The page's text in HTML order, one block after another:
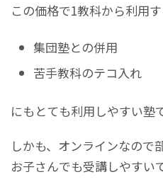
この価格で1教科から利用
集団塾との併用
苦手教科のテコ入れ
にもとても利用しやすい塾で
しかも、オンラインなので
お子さんでも受講しやすい